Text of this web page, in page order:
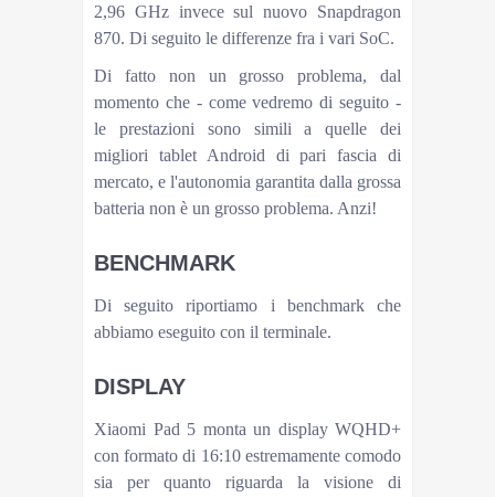
2,96 GHz invece sul nuovo Snapdragon
870. Di seguito le differenze fra i vari SoC.
Di fatto non un grosso problema, dal
momento che - come vedremo di seguito -
le prestazioni sono simili a quelle dei
migliori tablet Android di pari fascia di
mercato, e l'autonomia garantita dalla grossa
batteria non è un grosso problema. Anzi!
BENCHMARK
Di seguito riportiamo i benchmark che
abbiamo eseguito con il terminale.
DISPLAY
Xiaomi Pad 5 monta un display WQHD+
con formato di 16:10 estremamente comodo
sia per quanto riguarda la visione di